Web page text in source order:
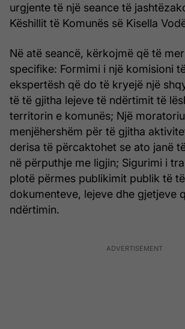
urgjente të një seance të
Këshillit të Komunës së Kisella
Në atë seancë, kërkojmë që të
specifike: Formimi i një komisioni
ekspertësh që do të kryejë një
të të gjitha lejeve të ndërtimit të
territorin e komunës; Një
menjëhershëm për të gjitha
derisa të përcaktohet se ato janë
në përputhje me ligjin; Sigurimi i
plotë përmes publikimit publik të
dokumenteve, lejeve dhe gjetjeve
ndërtimin.